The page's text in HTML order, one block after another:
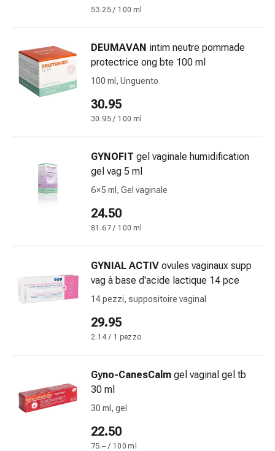
Antiallergico
Naso
Stomaco
e
intestino
Diarrea
Bruciore
di
stomaco
Emorroidi
vomito
Digestione,
gonfiore
Costipazione
Condizioni
e
prurito
Calli
e
Micosi
53.25 / 100 ml
DEUMAVAN intim neutre pommade
protectrice ong bte 100 ml
100 ml, Unguento
30.95
30.95 / 100 ml
GYNOFIT gel vaginale humidification
gel vag 5 ml
6 × 5 ml, Gel vaginale
24.50
81.67 / 100 ml
GYNIAL ACTIV ovules vaginaux supp
vag à base d'acide lactique 14 pce
14 pezzi, suppositoire vaginal
29.95
2.14 / 1 pezzo
Gyno-CanesCalm gel vaginal gel tb
30 ml
30 ml, gel
22.50
75.– / 100 ml